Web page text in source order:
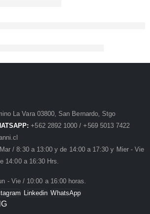
La Vara 03800, San Bernardo, Stgo
+562 2892 1000 / +569 5013 7422
/ 8:30 a 13:00 y de 14:00 a 17:30 y Mier - Vie
14:00 a 16:30 Hrs.
- Vie / 10:00 a 16:00 horas.
Linkedin WhatsApp